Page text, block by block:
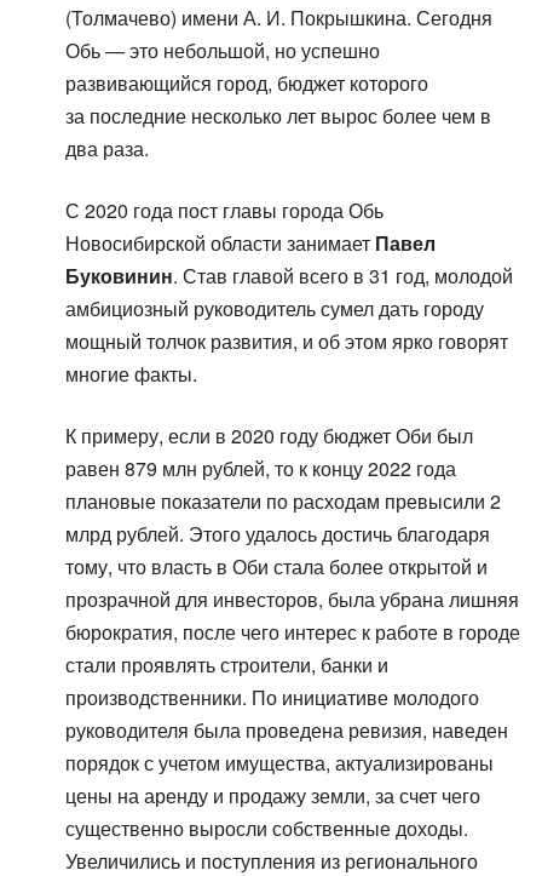
(Толмачево) имени А. И. Покрышкина. Сегодня
Обь — это небольшой, но успешно
развивающийся город, бюджет которого
за последние несколько лет вырос более чем в
два раза.
С 2020 года пост главы города Обь
Новосибирской области занимает Павел
Буковинин. Став главой всего в 31 год, молодой
амбициозный руководитель сумел дать городу
мощный толчок развития, и об этом ярко говорят
многие факты.
К примеру, если в 2020 году бюджет Оби был
равен 879 млн рублей, то к концу 2022 года
плановые показатели по расходам превысили 2
млрд рублей. Этого удалось достичь благодаря
тому, что власть в Оби стала более открытой и
прозрачной для инвесторов, была убрана лишняя
бюрократия, после чего интерес к работе в городе
стали проявлять строители, банки и
производственники. По инициативе молодого
руководителя была проведена ревизия, наведен
порядок с учетом имущества, актуализированы
цены на аренду и продажу земли, за счет чего
существенно выросли собственные доходы.
Увеличились и поступления из регионального